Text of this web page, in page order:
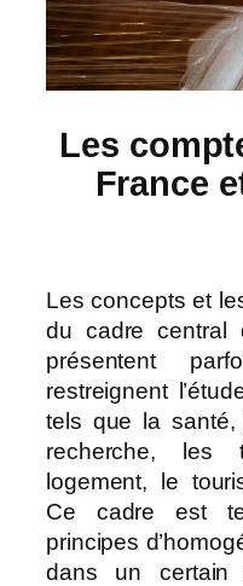
Les
France
Les concepts et
du cadre central
présentent
restreignent
tels que la santé,
recherche, les
logement, le
Ce cadre est
principes
dans un certain